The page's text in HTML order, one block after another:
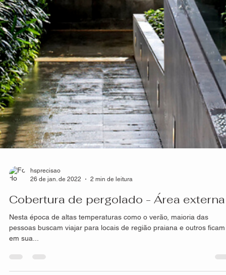
hsprecisao
26 de jan. de 2022
2 min de leitura